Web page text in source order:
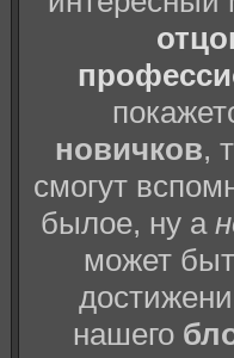
новичков,
смогут
былое, ну а
может
нашего